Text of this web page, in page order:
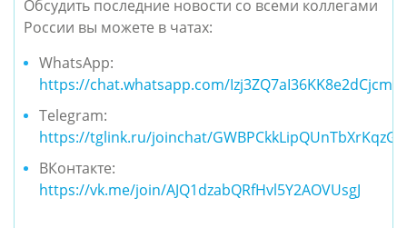
Обсудить последние новости со всеми коллегами
России вы можете в чатах:
WhatsApp:
https://chat.whatsapp.com/Izj3ZQ7aI36KK8e2dCjcm4
Telegram:
https://tglink.ru/joinchat/GWBPCkkLipQUnTbXrKqzGA
ВКонтакте:
https://vk.me/join/AJQ1dzabQRfHvl5Y2AOVUsgJ